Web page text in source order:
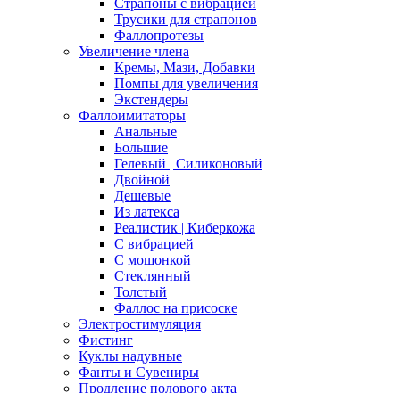
Страпоны с вибрацией
Трусики для страпонов
Фаллопротезы
Увеличение члена
Кремы, Мази, Добавки
Помпы для увеличения
Экстендеры
Фаллоимитаторы
Анальные
Большие
Гелевый | Силиконовый
Двойной
Дешевые
Из латекса
Реалистик | Киберкожа
С вибрацией
С мошонкой
Стеклянный
Толстый
Фаллос на присоске
Электростимуляция
Фистинг
Куклы надувные
Фанты и Сувениры
Продление полового акта